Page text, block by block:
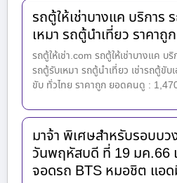
รถตู้ให้เช่าบางแค บริการ
เหมา รถตู้นำเที่ยว ราคาถูก
รถตู้ให้เช่า.com รถตู้ให้เช่าบางแค บ
รถตู้รับเหมา รถตู้นำเที่ยว เช่ารถตู้ขั
ขับ ทั่วไทย ราคาถูก ยอดคนดู :
มาจ้า พิเศษสำหรับรอบบว
วันพฤหัสบดี ที่ 19 มค.66
จอดรถ BTS หมอชิต แอ